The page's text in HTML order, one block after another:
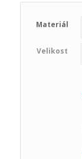
Materiál
Velikost